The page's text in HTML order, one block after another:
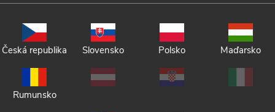
Česká republika Slovensko Polsko Maďarsko
Rumunsko